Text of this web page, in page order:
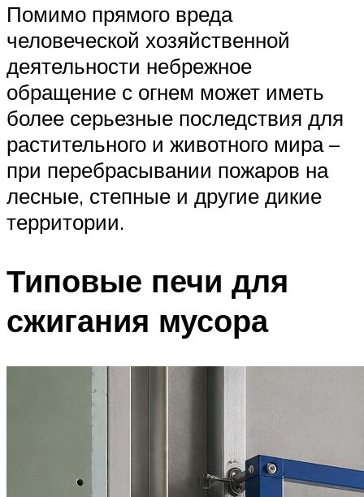
Помимо прямого вреда
человеческой хозяйственной
деятельности небрежное
обращение с огнем может иметь
более серьезные последствия для
растительного и животного мира –
при перебрасывании пожаров на
лесные, степные и другие дикие
территории.
Типовые печи для
сжигания мусора